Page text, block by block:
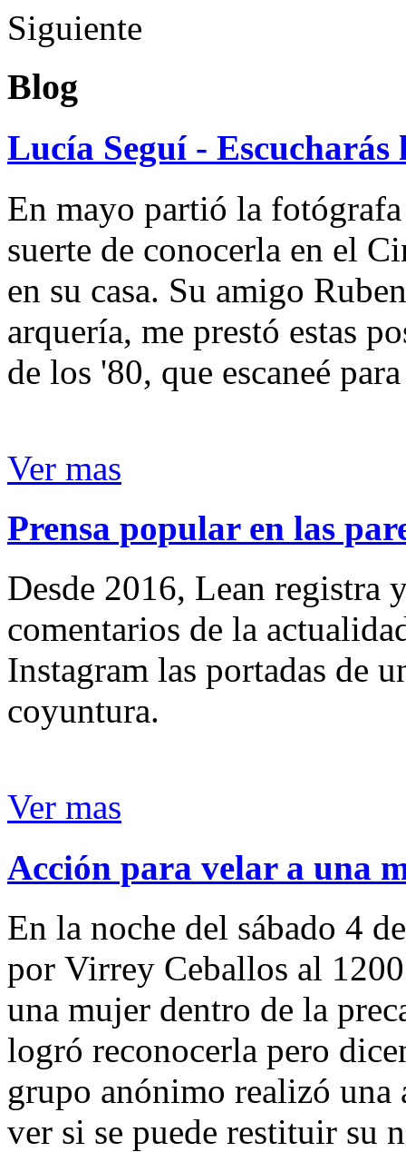
Siguiente
Blog
Lucía Seguí - Escucharás
En mayo partió la
suerte de conocerla en el
en su casa. Su amigo
arquería, me prestó estas
de los '80, que escaneé
Ver mas
Prensa popular en las
Desde 2016, Lean registra
comentarios de la
Instagram las portadas de
coyuntura.
Ver mas
Acción para velar a una
En la noche del sábado 4
por Virrey Ceballos al
una mujer dentro de la
logró reconocerla pero
grupo anónimo realizó
ver si se puede restituir su